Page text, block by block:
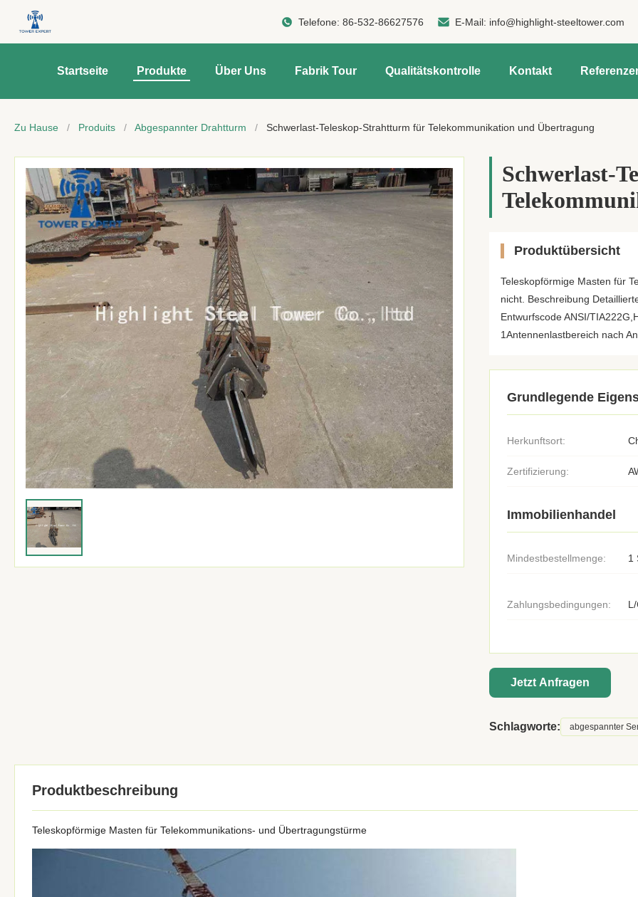
Telefone: 86-532-86627576 E-Mail: info@highlight-steeltower.com
Startseite Produkte Über Uns Fabrik Tour Qualitätskontrolle Kontakt
Zu Hause / Produits / Abgespannter Drahtturm / Schwerlast-Teleskop-Strahtturm für Telekommunikation und Übertragung
Schwerlast-
Produktübersicht
Teleskopförmige Masten für
nicht. Beschreibung
Entwurfscode ANSI/
1Antennenlastbereich nach
Grundlegende
Herkunftsort:
Zertifizierung:
Immobilienhandel
Mindestbestellmenge: 1
Zahlungsbedingungen:
Jetzt Anfragen
Schlagworte: abgespannter
Produktbeschreibung
Teleskopförmige Masten für Telekommunikations- und Übertragungstürme